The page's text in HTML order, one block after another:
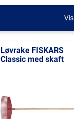
Vis
Løvrake FISKARS
Classic med skaft